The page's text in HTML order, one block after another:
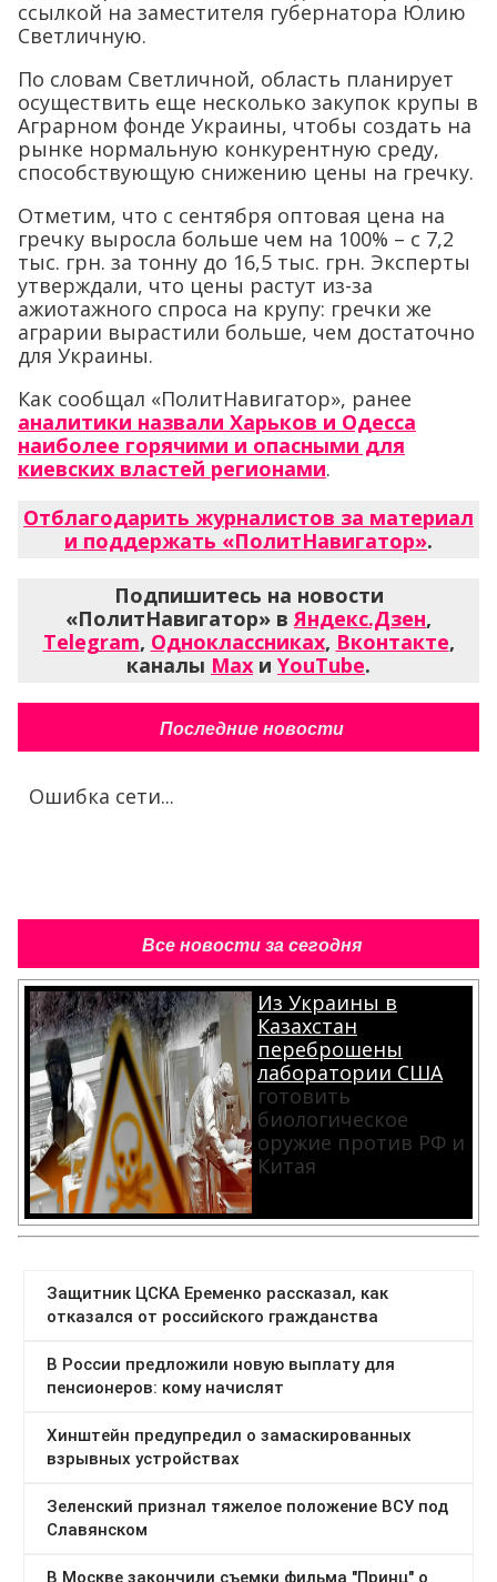
ссылкой на заместителя губернатора Юлию
Светличную.
По словам Светличной, область планирует
осуществить еще несколько закупок крупы в
Аграрном фонде Украины, чтобы создать на
рынке нормальную конкурентную среду,
способствующую снижению цены на гречку.
Отметим, что с сентября оптовая цена на
гречку выросла больше чем на 100% – с 7,2
тыс. грн. за тонну до 16,5 тыс. грн. Эксперты
утверждали, что цены растут из-за
ажиотажного спроса на крупу: гречки же
аграрии вырастили больше, чем достаточно
для Украины.
Как сообщал «ПолитНавигатор», ранее
аналитики назвали Харьков и Одесса
наиболее горячими и опасными для
киевских властей регионами.
Отблагодарить журналистов за материал
и поддержать «ПолитНавигатор».
Подпишитесь на новости
«ПолитНавигатор» вЯндекс.Дзен,
Telegram, Одноклассниках, Вконтакте,
каналы Max и YouTube.
Последние новости
Ошибка сети...
Все новости за сегодня
Из Украины в
Казахстан
переброшены
лаборатории США
готовить
биологическое
оружие против РФ и
Китая